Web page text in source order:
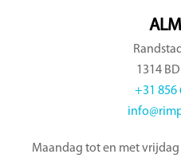
1314
+31 856
Maandag tot en met vrijdag